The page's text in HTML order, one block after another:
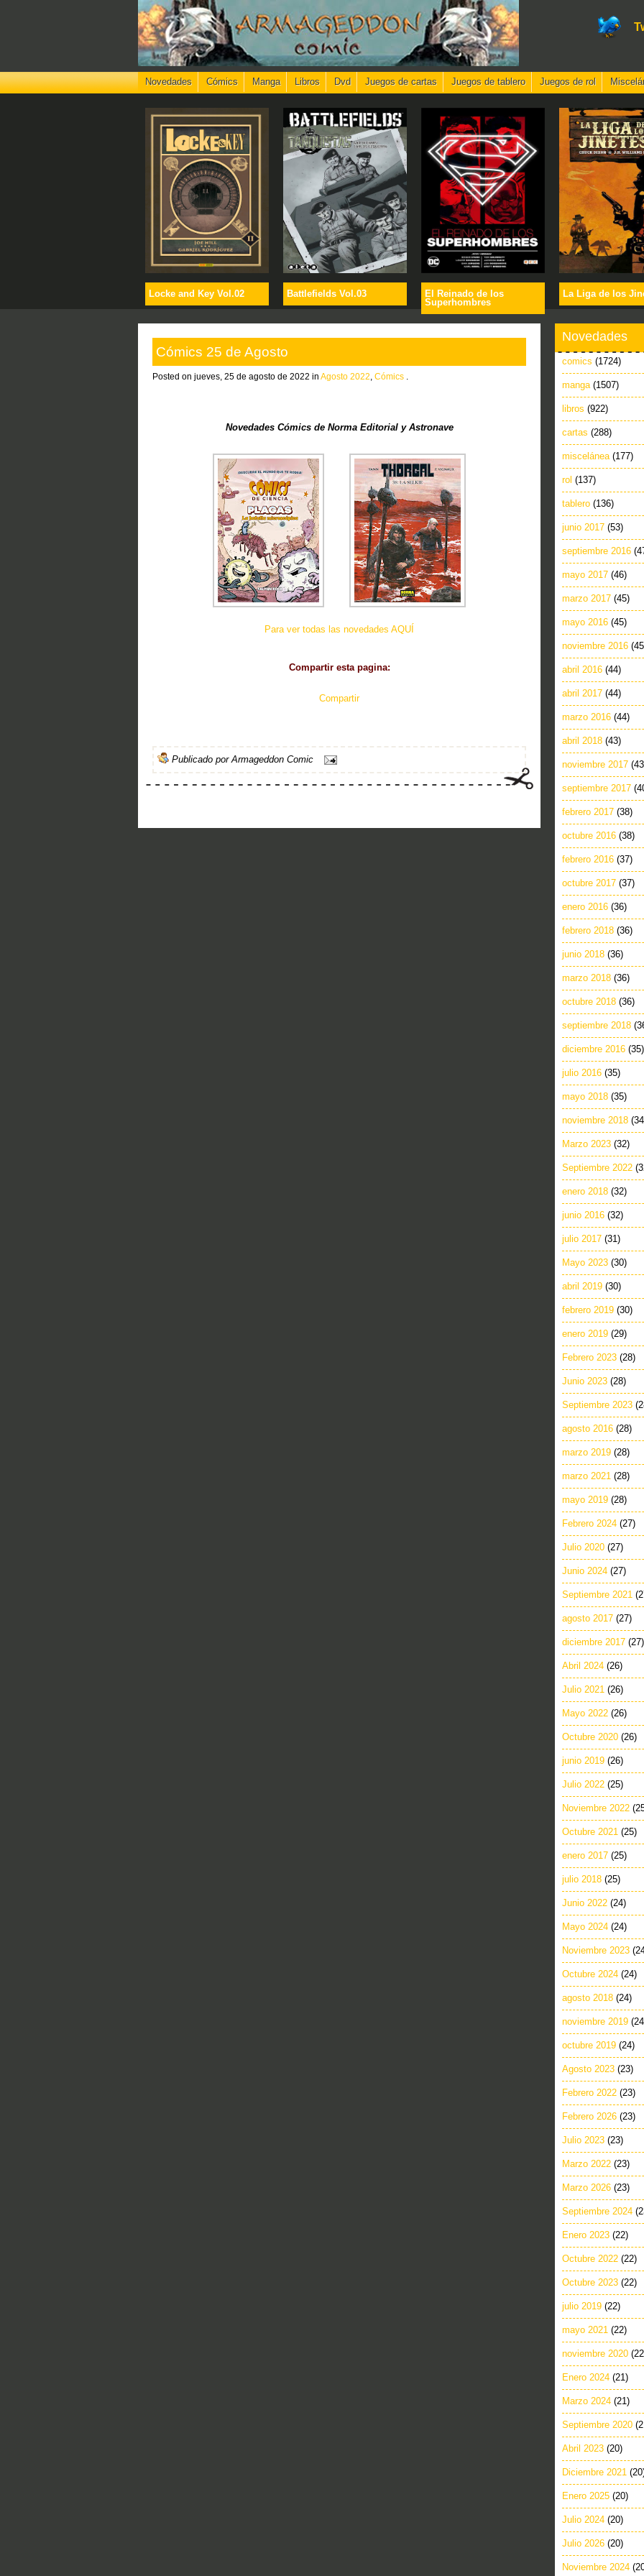
Novedades Cómics Manga Libros Dvd Juegos de cartas Juegos de tablero Juegos de rol
Locke and Key Vol.02 Battlefields Vol.03
El Reinado de los
Superhombres
La Liga de los
Cómics 25 de Agosto
Posted on jueves, 25 de agosto de 2022 in Agosto 2022 Cómics
Novedades Cómics de Norma Editorial y Astronave
Para ver todas las novedades AQUÍ
Compartir esta pagina:
Compartir
Publicado porArmageddon Comic
Novedades
comics (1724)
manga (1507)
libros (922)
cartas (288)
miscelánea (177)
rol (137)
tablero (136)
junio 2017 (53)
septiembre 2016
mayo 2017 (46)
marzo 2017 (45)
mayo 2016 (45)
noviembre 2016
abril 2016 (44)
abril 2017 (44)
marzo 2016 (44)
abril 2018 (43)
noviembre 2017
septiembre 2017
febrero 2017 (38)
octubre 2016 (38)
febrero 2016 (37)
octubre 2017 (37)
enero 2016 (36)
febrero 2018 (36)
junio 2018 (36)
marzo 2018 (36)
octubre 2018 (36)
septiembre 2018
diciembre 2016 (35)
julio 2016 (35)
mayo 2018 (35)
noviembre 2018
Marzo 2023 (32)
Septiembre 2022
enero 2018 (32)
junio 2016 (32)
julio 2017 (31)
Mayo 2023 (30)
abril 2019 (30)
febrero 2019 (30)
enero 2019 (29)
Febrero 2023 (28)
Junio 2023 (28)
Septiembre 2023
agosto 2016 (28)
marzo 2019 (28)
marzo 2021 (28)
mayo 2019 (28)
Febrero 2024 (27)
Julio 2020 (27)
Junio 2024 (27)
Septiembre 2021
agosto 2017 (27)
diciembre 2017 (27)
Abril 2024 (26)
Julio 2021 (26)
Mayo 2022 (26)
Octubre 2020 (26)
junio 2019 (26)
Julio 2022 (25)
Noviembre 2022
Octubre 2021 (25)
enero 2017 (25)
julio 2018 (25)
Junio 2022 (24)
Mayo 2024 (24)
Noviembre 2023
Octubre 2024 (24)
agosto 2018 (24)
noviembre 2019
octubre 2019 (24)
Agosto 2023 (23)
Febrero 2022 (23)
Febrero 2026 (23)
Julio 2023 (23)
Marzo 2022 (23)
Marzo 2026 (23)
Septiembre 2024
Enero 2023 (22)
Octubre 2022 (22)
Octubre 2023 (22)
julio 2019 (22)
mayo 2021 (22)
noviembre 2020
Enero 2024 (21)
Marzo 2024 (21)
Septiembre 2020
Abril 2023 (20)
Diciembre 2021
Enero 2025 (20)
Julio 2024 (20)
Julio 2026 (20)
Noviembre 2024